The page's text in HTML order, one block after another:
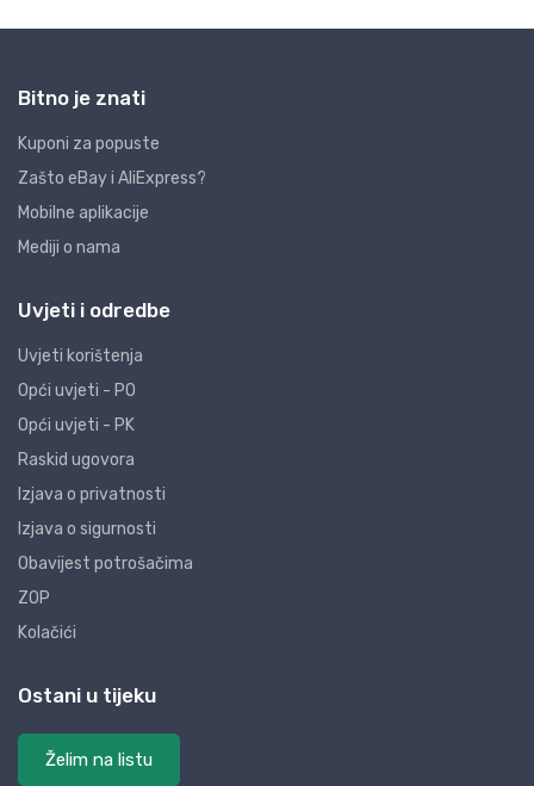
Bitno je znati
Kuponi za popuste
Zašto eBay i AliExpress?
Mobilne aplikacije
Mediji o nama
Uvjeti i odredbe
Uvjeti korištenja
Opći uvjeti - PO
Opći uvjeti - PK
Raskid ugovora
Izjava o privatnosti
Izjava o sigurnosti
Obavijest potrošačima
ZOP
Kolačići
Ostani u tijeku
Želim na listu